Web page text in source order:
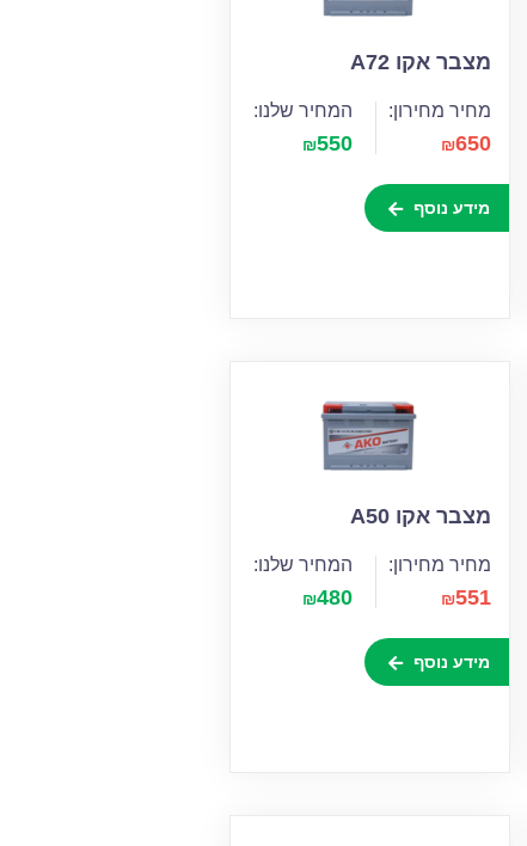
מצבר אקו A72
מחיר מחירון:
₪650
המחיר שלנו:
₪550
מידע נוסף
מצבר אקו A50
מחיר מחירון:
₪551
המחיר שלנו:
₪480
מידע נוסף